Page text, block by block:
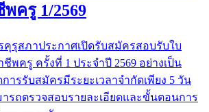
ครู 1/2569
คุรุสภาประกาศเปิดรับสมัครสอบรับใบ
พครู ครั้งที่ 1 ประจำปี 2569 อย่างเป็น
ารรับสมัครมีระยะเวลาจำกัดเพียง 5 วัน
รถตรวจสอบรายละเอียดและขั้นตอนการ